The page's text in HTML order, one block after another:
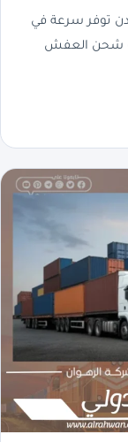
توفر سرعة في
شحن العفش